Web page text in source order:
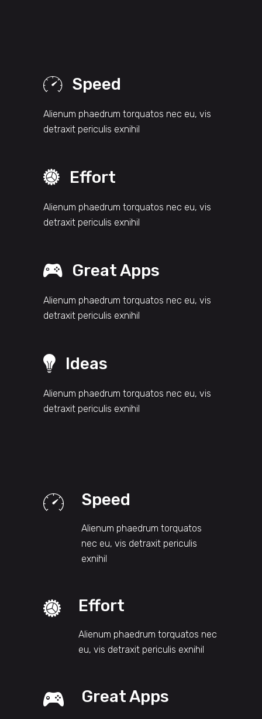
Speed
Alienum phaedrum torquatos nec eu, vis
detraxit periculis exnihil
Effort
Alienum phaedrum torquatos nec eu, vis
detraxit periculis exnihil
Great Apps
Alienum phaedrum torquatos nec eu, vis
detraxit periculis exnihil
Ideas
Alienum phaedrum torquatos nec eu, vis
detraxit periculis exnihil
Speed
Alienum phaedrum torquatos
nec eu, vis detraxit periculis
exnihil
Effort
Alienum phaedrum torquatos nec
eu, vis detraxit periculis exnihil
Great Apps